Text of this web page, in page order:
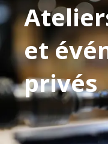
et
privés